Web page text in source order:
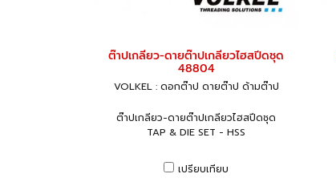
ต๊าปเกลียว-ดายต๊าปเกลียวไฮสปีดชุด
48804
VOLKEL : ดอกต๊าป ดายต๊าป ด้ามต๊าป
ต๊าปเกลียว-ดายต๊าปเกลียวไฮสปีดชุด
TAP & DIE SET - HSS
เปรียบเทียบ